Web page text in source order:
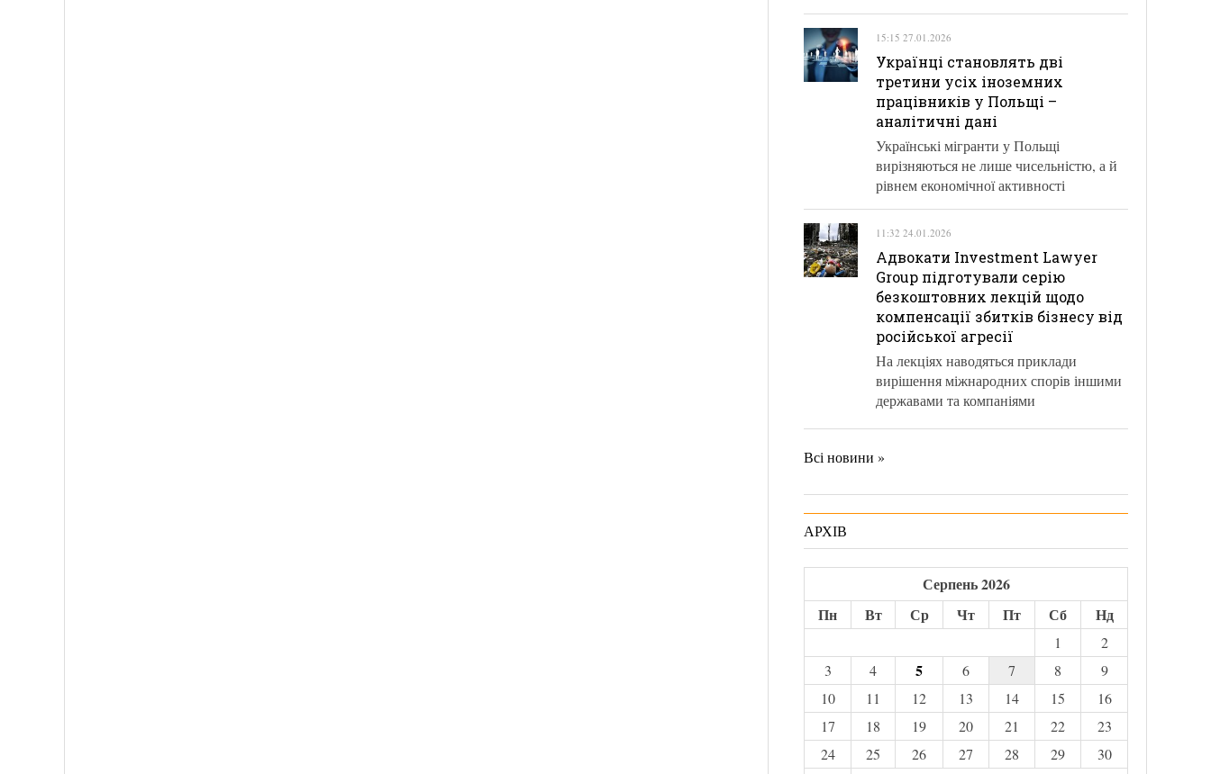
15:15 27.01.2026
Українці становлять дві
третини усіх іноземних
працівників у Польщі –
аналітичні дані
Українські мігранти у Польщі
вирізняються не лише чисельністю, а й
рівнем економічної активності
11:32 24.01.2026
Адвокати Investment Lawyer
Group підготували серію
безкоштовних лекцій щодо
компенсації збитків бізнесу від
російської агресії
На лекціях наводяться приклади
вирішення міжнародних спорів іншими
державами та компаніями
Всі новини »
АРХІВ
Серпень 2026
Пн
Вт Ср Чт Пт Сб Нд
1
2
3
4 5 6 7 8
9
10
11 12 13 14 15
16
17
18 19 20 21 22
23
24
25 26 27 28 29
30